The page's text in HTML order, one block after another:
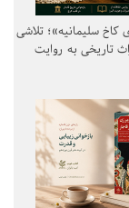
سلیمانیه»؛ تلاشی
تاریخی به روایت